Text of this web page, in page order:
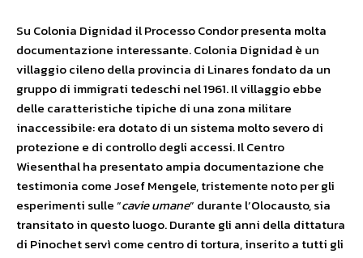
Su Colonia Dignidad il Processo Condor presenta molta
documentazione interessante. Colonia Dignidad è un
villaggio cileno della provincia di Linares fondato da un
gruppo di immigrati tedeschi nel 1961. Il villaggio ebbe
delle caratteristiche tipiche di una zona militare
inaccessibile: era dotato di un sistema molto severo di
protezione e di controllo degli accessi. Il Centro
Wiesenthal ha presentato ampia documentazione che
testimonia come Josef Mengele, tristemente noto per gli
esperimenti sulle “cavie umane” durante l’Olocausto, sia
transitato in questo luogo. Durante gli anni della dittatura
di Pinochet servì come centro di tortura, inserito a tutti gli